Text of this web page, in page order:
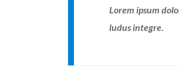
Lorem ipsum
ludus integre.